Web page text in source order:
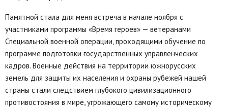
Памятной стала для меня встреча в начале ноября с
участниками программы «Время героев» — ветеранами
Специальной военной операции, проходящими обучение по
программе подготовки государственных управленческих
кадров. Военные действия на территории южнорусских
земель для защиты их населения и охраны рубежей нашей
страны стали следствием глубокого цивилизационного
противостояния в мире, угрожающего самому историческому